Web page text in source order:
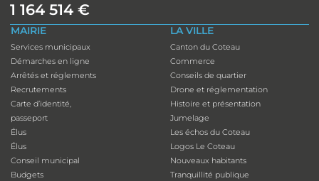
1 164 514 €
MAIRIE
Services municipaux
Démarches en ligne
Arrêtés et réglements
Recrutements
Carte d’identité,
passeport
Élus
Élus
Conseil municipal
Budgets
LA VILLE
Canton du Coteau
Commerce
Conseils de quartier
Drone et réglementation
Histoire et présentation
Jumelage
Les échos du Coteau
Logos Le Coteau
Nouveaux habitants
Tranquillité publique